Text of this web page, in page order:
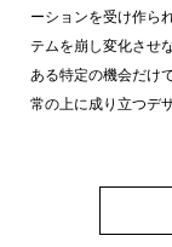
ーションを受け作ら
テムを崩し変化させ
ある特定の機会だけ
常の上に成り立つデ